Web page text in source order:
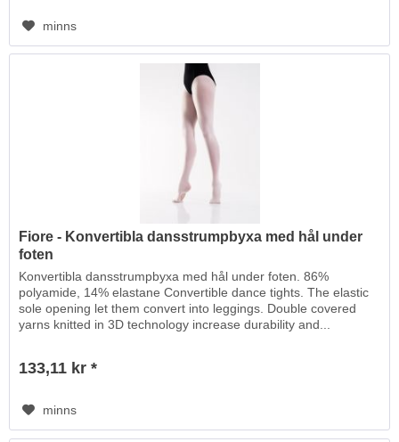
minns
Fiore - Konvertibla dansstrumpbyxa med hål under
foten
Konvertibla dansstrumpbyxa med hål under foten. 86%
polyamide, 14% elastane Convertible dance tights. The elastic
sole opening let them convert into leggings. Double covered
yarns knitted in 3D technology increase durability and...
133,11 kr *
minns